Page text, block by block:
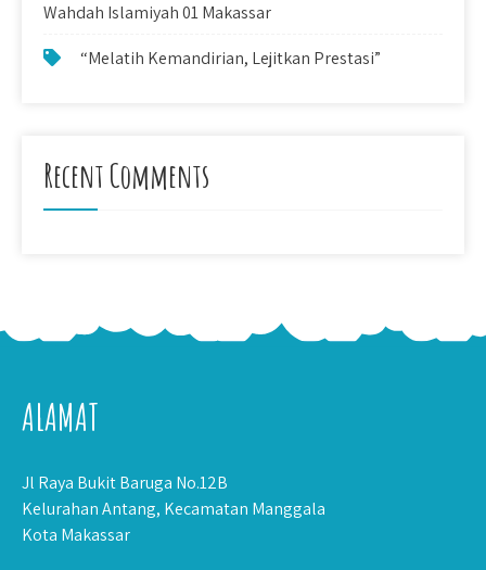
Wahdah Islamiyah 01 Makassar
“Melatih Kemandirian, Lejitkan Prestasi”
Recent Comments
ALAMAT
Jl Raya Bukit Baruga No.12B
Kelurahan Antang, Kecamatan Manggala
Kota Makassar